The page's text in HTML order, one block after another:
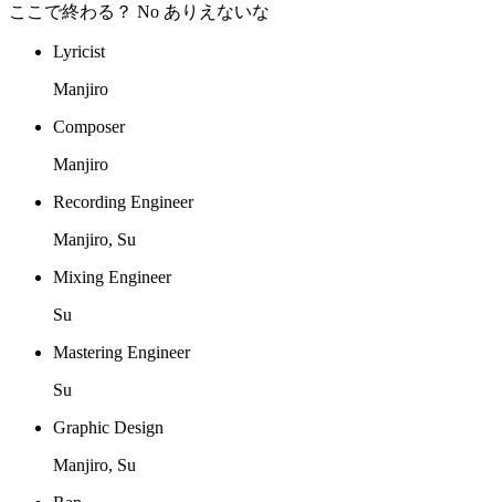
ここで終わる？ No ありえないな
Lyricist
Manjiro
Composer
Manjiro
Recording Engineer
Manjiro, Su
Mixing Engineer
Su
Mastering Engineer
Su
Graphic Design
Manjiro, Su